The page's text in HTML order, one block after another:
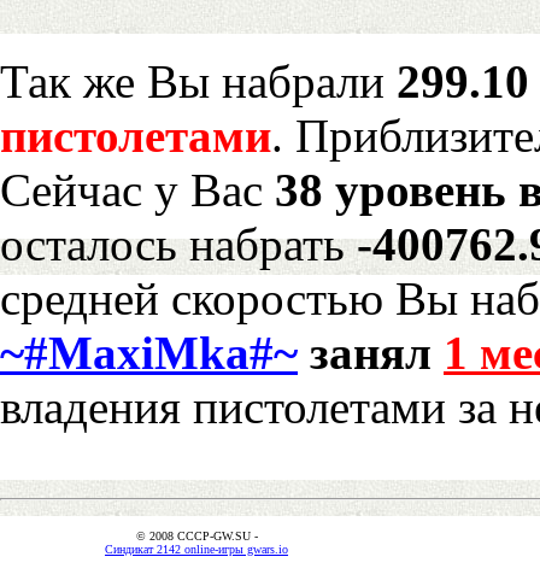
Так же Вы набрали
пистолетами.
Сейчас у Вас 38 уровень
осталось набрать-
средней скоростью Вы
~#MaxiMka#~ занял 1
владения пистолетами за
© 2008 CCCP-GW.SU -
Синдикат 2142 online-игры gwars.io